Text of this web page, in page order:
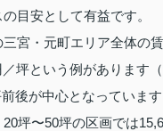
目安として有益です。
三宮・元町エリア全体の
坪という例があります
後が中心となっていま
坪〜50坪の区画では